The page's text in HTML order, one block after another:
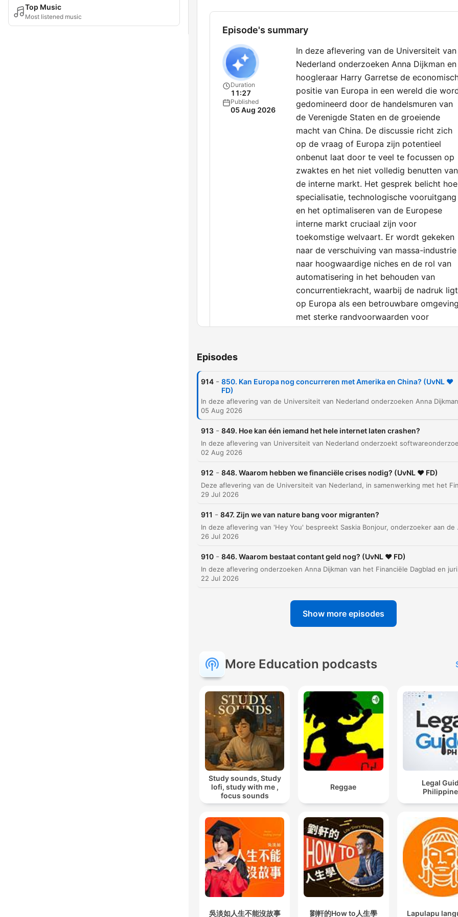
Top Music
Most listened music
Episode's summary
Duration
11:27
Published
05 Aug 2026
In deze aflevering van de Universiteit van
Nederland onderzoeken Anna Dijkman en
hoogleraar Harry Garretse de
positie van Europa in een wereld die
gedomineerd door de handelsmuren van
de Verenigde Staten en de groeiende
macht van China. De discussie richt zich
op de vraag of Europa zijn potentieel
onbenut laat door te veel te focussen op
zwaktes en het niet volledig benutten van
de interne markt. Het gesprek belicht hoe
specialisatie, technologische vooruitgang
en het optimaliseren van de Europese
interne markt cruciaal zijn voor
toekomstige welvaart. Er wordt gekeken
naar de verschuiving van massa-industrie
naar hoogwaardige niches en de rol van
automatisering in het behouden van
concurrentiekracht, waarbij de nadruk ligt
op Europa als een betrouwbare omgeving
met sterke randvoorwaarden voor
Chapters
00:00:05
De veranderende wereldmarkt en de positie van
00:01:28
00:02:42 Diversiteit in Europese economische structuren
00:03:28
Obstakels voor grensoverschrijdende handel en
arbeid
00:06:55
Specialisatie en nichemarkten als
00:07:39 De rol van technologie en automatisering
00:08:38 Aanpassingsvermogen voor de toekomst
Click on a chapter to go directly to that moment
Er staan haaks op het idee van een interne markt...
zouden zijn.
00:04:36 · De spreker legt uit hoe de huidige verschillen in
nationale regelgeving de effectiviteit van de Europese interne
markt ondermijnen.
De totale economische waarde van Europa ligt nu
de 18.000 miljard euro. En dat zou dus wel zo'n
miljard euro hoger kunnen zijn.
00:05:11 · Een schatting van de potentiële economische groei
De concurrentiestrijd tussen Europa en bijvoorbeeld
China gaat steeds minder over wie de goedkoopste
arbeid heeft. En steeds meer over wie de beste
technologie ontwikkelt en toepast.
00:08:12 · Een observatie over de verschuiving in de mondiale
Episodes
914 - 850. Kan Europa nog concurreren met Amerika en China? (UvNL ❤️
FD)
05 Aug 2026
913 - 849. Hoe kan één iemand het hele internet laten crashen?
02 Aug 2026
912 - 848. Waarom hebben we financiële crises nodig? (UvNL ❤️ FD)
29 Jul 2026
911 - 847. Zijn we van nature bang voor migranten?
In deze aflevering van 'Hey You' bespreekt Saskia Bonjour, onderzoeker
26 Jul 2026
910 - 846. Waarom bestaat contant geld nog? (UvNL ❤️ FD)
22 Jul 2026
Show more episodes
More Education podcasts
Study sounds, Study
lofi, study with me ,
focus sounds
Reggae
Legal
吳淡如人生不能沒故事 劉軒的How to人生學 Lapulapu